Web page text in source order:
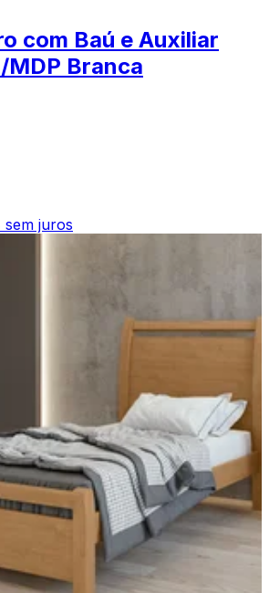
com Baú e Auxiliar
MDP Branca
sem juros